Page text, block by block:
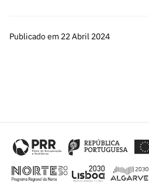
Publicado em 22 Abril 2024